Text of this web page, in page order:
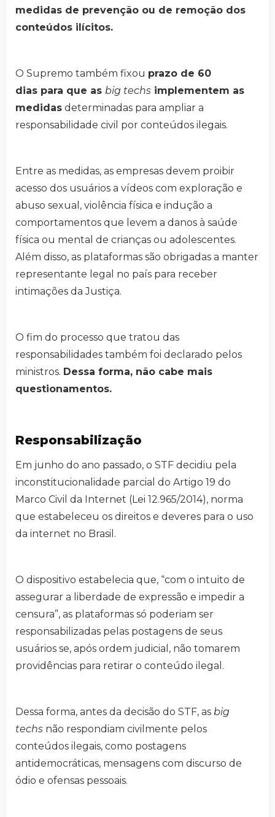
medidas de prevenção ou de remoção dos
conteúdos ilícitos.
O Supremo também fixou prazo de 60
dias para que as big techs implementem as
medidas determinadas para ampliar a
responsabilidade civil por conteúdos ilegais.
Entre as medidas, as empresas devem proibir
acesso dos usuários a vídeos com exploração e
abuso sexual, violência física e indução a
comportamentos que levem a danos à saúde
física ou mental de crianças ou adolescentes.
Além disso, as plataformas são obrigadas a manter
representante legal no país para receber
intimações da Justiça.
O fim do processo que tratou das
responsabilidades também foi declarado pelos
ministros. Dessa forma, não cabe mais
questionamentos.
Responsabilização
Em junho do ano passado, o STF decidiu pela
inconstitucionalidade parcial do Artigo 19 do
Marco Civil da Internet (Lei 12.965/2014), norma
que estabeleceu os direitos e deveres para o uso
da internet no Brasil.
O dispositivo estabelecia que, “com o intuito de
assegurar a liberdade de expressão e impedir a
censura”, as plataformas só poderiam ser
responsabilizadas pelas postagens de seus
usuários se, após ordem judicial, não tomarem
providências para retirar o conteúdo ilegal.
Dessa forma, antes da decisão do STF, as big
techs não respondiam civilmente pelos
conteúdos ilegais, como postagens
antidemocráticas, mensagens com discurso de
ódio e ofensas pessoais.